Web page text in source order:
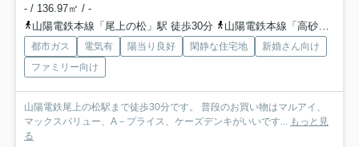
- / 136.97㎡ / -
山陽電鉄本線「尾上の松」駅 徒歩30分
山陽電鉄本線「高砂」駅 徒歩40分
都市ガス 電気有 陽当り良好 閑静な住宅地
新婚さん向け
ファミリー向け
山陽電鉄尾上の松駅まで徒歩30分です。 普段のお買い物はマルアイ、
マックスバリュー、A－プライス、ケーズデンキがいいです...
もっと見
る